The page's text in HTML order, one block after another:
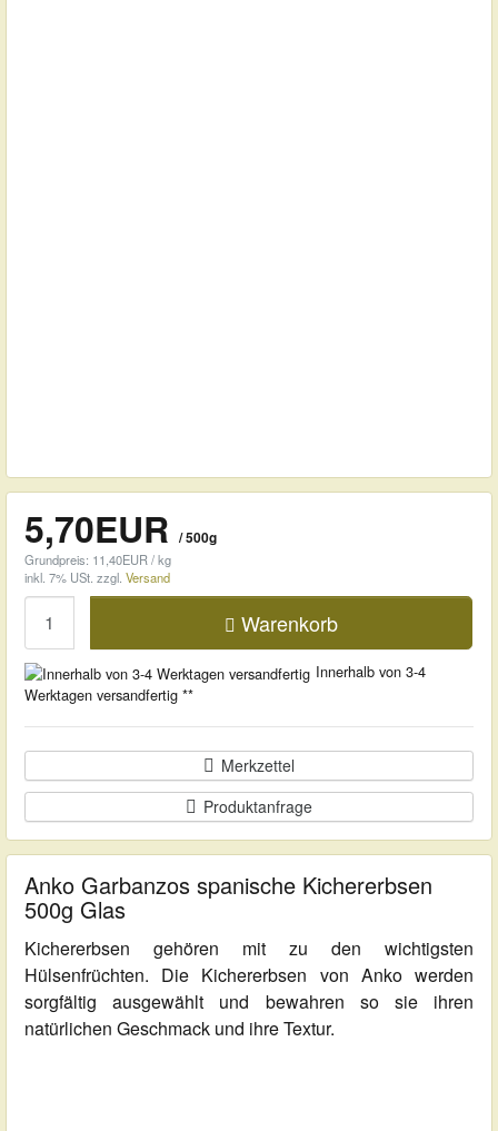
5,70EUR / 500g
Grundpreis: 11,40EUR / kg
inkl. 7% USt. zzgl. Versand
Warenkorb
Innerhalb von 3-4
Werktagen versandfertig **
Merkzettel
Produktanfrage
Anko Garbanzos spanische Kichererbsen
500g Glas
Kichererbsen gehören mit zu den wichtigsten
Hülsenfrüchten. Die Kichererbsen von Anko werden
sorgfältig ausgewählt und bewahren so sie ihren
natürlichen Geschmack und ihre Textur.